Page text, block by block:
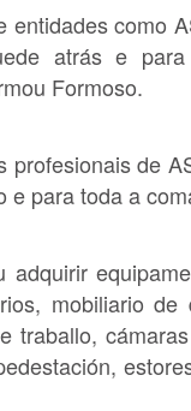
como
atrás e
Formoso.
de
e para toda a
mobiliario
traballo,